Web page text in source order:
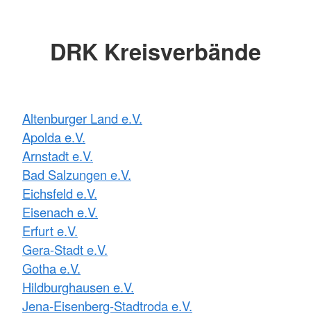
DRK Kreisverbände
Altenburger Land e.V.
Apolda e.V.
Arnstadt e.V.
Bad Salzungen e.V.
Eichsfeld e.V.
Eisenach e.V.
Erfurt e.V.
Gera-Stadt e.V.
Gotha e.V.
Hildburghausen e.V.
Jena-Eisenberg-Stadtroda e.V.